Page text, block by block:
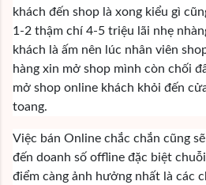
khách đến shop là xong kiểu gì
1-2 thậm chí 4-5 triệu lãi nhẹ
khách là ấm nên lúc nhân viên
hàng xin mở shop mình còn chối
mở shop online khách khỏi đến
toang.
Việc bán Online chắc chắn cũng
đến doanh số offline đặc biệt
điểm càng ảnh hưởng nhất là các